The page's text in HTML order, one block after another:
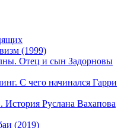
(1999)
Отец и сын Задорновы
С чего начинался Гарри
Руслана Вахапова
(2019)